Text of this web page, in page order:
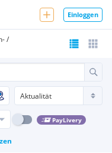
Einloggen
/
PayLivery